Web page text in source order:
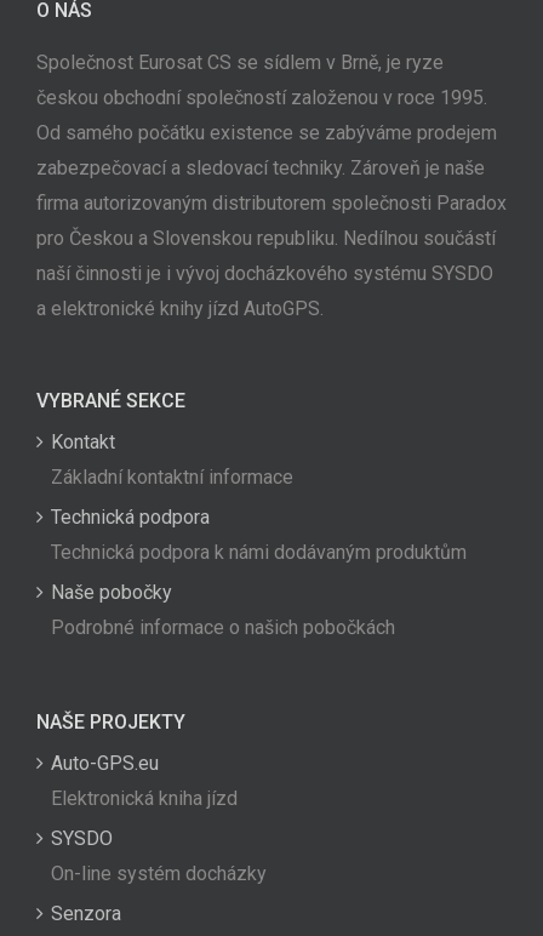
O NÁS
Společnost Eurosat CS se sídlem v Brně, je ryze
českou obchodní společností založenou v roce 1995.
Od samého počátku existence se zabýváme prodejem
zabezpečovací a sledovací techniky. Zároveň je naše
firma autorizovaným distributorem společnosti Paradox
pro Českou a Slovenskou republiku. Nedílnou součástí
naší činnosti je i vývoj docházkového systému SYSDO
a elektronické knihy jízd AutoGPS.
VYBRANÉ SEKCE
Kontakt
Základní kontaktní informace
Technická podpora
Technická podpora k námi dodávaným produktům
Naše pobočky
Podrobné informace o našich pobočkách
NAŠE PROJEKTY
Auto-GPS.eu
Elektronická kniha jízd
SYSDO
On-line systém docházky
Senzora